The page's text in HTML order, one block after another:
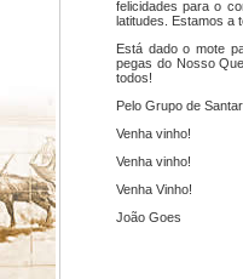
felicidades para o
latitudes. Estamos a
Está dado o mote
pegas do Nosso
todos!
Pelo Grupo de
Venha vinho!
Venha vinho!
Venha Vinho!
João Goes